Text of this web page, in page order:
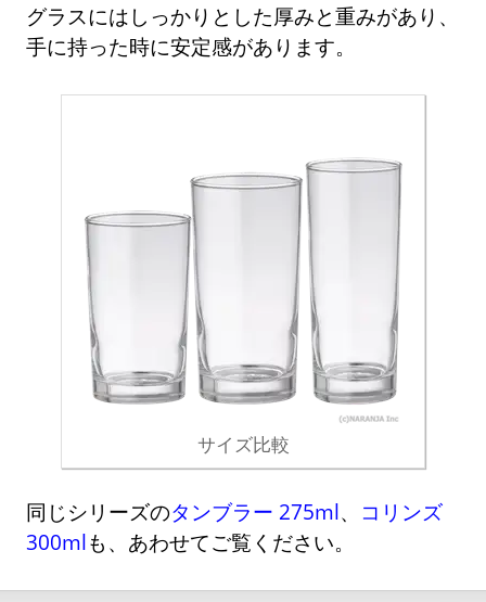
グラスにはしっかりとした厚みと重みがあり、
手に持った時に安定感があります。
サイズ比較
同じシリーズのタンブラー 275ml、
コリンズ
300mlも、あわせてご覧ください。